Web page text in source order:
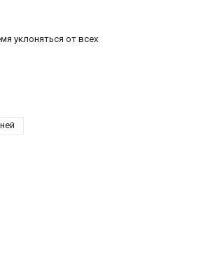
уклоняться от всех